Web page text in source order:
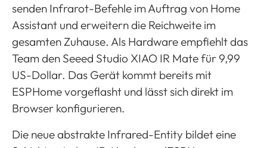
senden Infrarot-Befehle im Auftrag von Home
Assistant und erweitern die Reichweite im
gesamten Zuhause. Als Hardware empfiehlt das
Team den Seeed Studio XIAO IR Mate für 9,99
US-Dollar. Das Gerät kommt bereits mit
ESPHome vorgeflasht und lässt sich direkt im
Browser konfigurieren.
Die neue abstrakte Infrared-Entity bildet eine